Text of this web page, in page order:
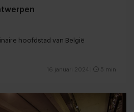
hoofdstad van België
16 januari 2024 5 min